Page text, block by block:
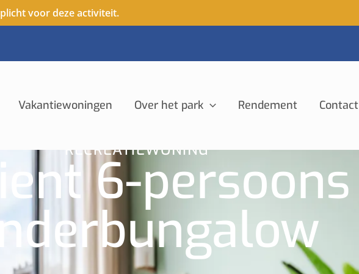
voor deze activiteit.
Vakantiewoningen Over het park Rendement Contact
RECREATIEWONING
6-persoons